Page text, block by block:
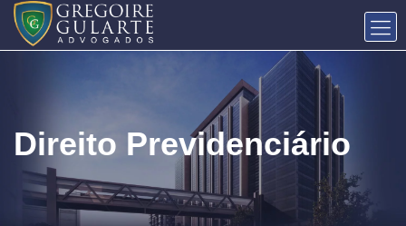
Direito Previdenciário